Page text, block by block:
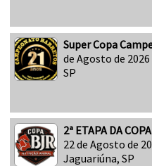
Super Copa
de Agosto de
SP
2ª ETAPA DA
22 de Agosto de
Jaguariúna, SP